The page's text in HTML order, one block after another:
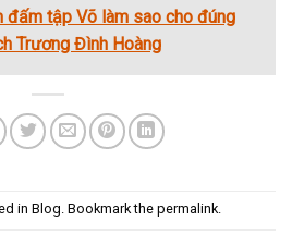
đấm tập Võ làm sao cho đúng
Trương Đình Hoàng
in Blog . Bookmark the permalink.